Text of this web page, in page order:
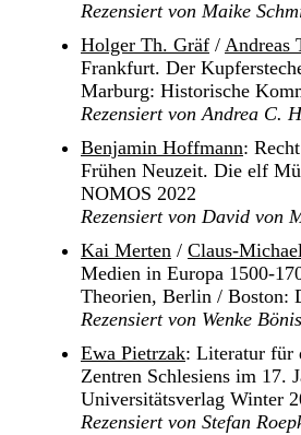
Rezensiert von Maike
Holger Th. Gräf / Andreas
Frankfurt. Der
Marburg: Historische
Rezensiert von Andrea C.
Benjamin Hoffmann:
Frühen Neuzeit. Die elf
NOMOS 2022
Rezensiert von David von
Kai Merten / Claus-
Medien in Europa 1500-
Theorien, Berlin / Boston:
Rezensiert von Wenke
Ewa Pietrzak: Literatur für
Zentren Schlesiens im 17.
Universitätsverlag Winter
Rezensiert von Stefan